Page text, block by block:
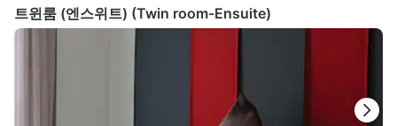
트윈룸 (엔스위트) (Twin room-Ensuite)